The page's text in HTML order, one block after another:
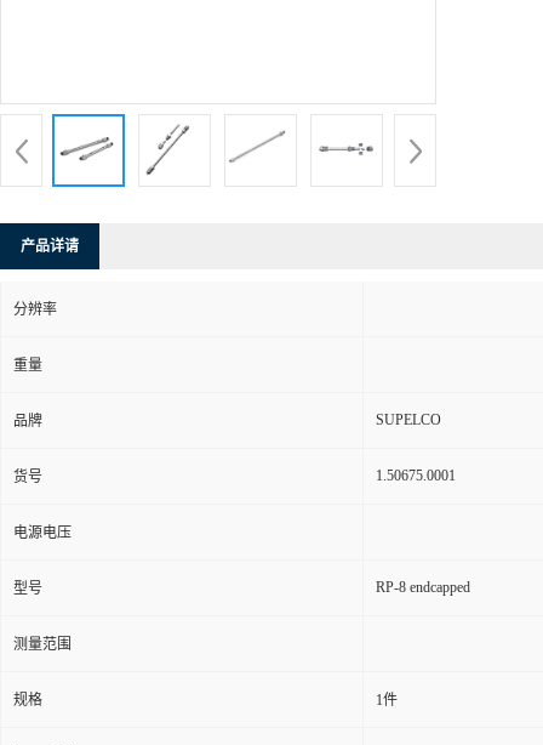
产品详请
分辨率
重量
品牌 SUPELCO
货号 1.50675.0001
电源电压
型号 RP-8 endcapped
测量范围
规格 1件